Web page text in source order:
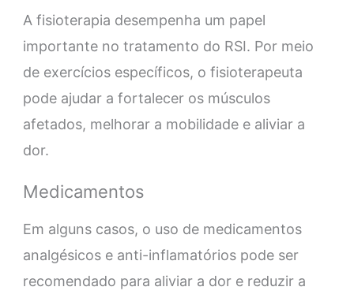
A fisioterapia desempenha um papel
importante no tratamento do RSI. Por meio
de exercícios específicos, o fisioterapeuta
pode ajudar a fortalecer os músculos
afetados, melhorar a mobilidade e aliviar a
dor.
Medicamentos
Em alguns casos, o uso de medicamentos
analgésicos e anti-inflamatórios pode ser
recomendado para aliviar a dor e reduzir a